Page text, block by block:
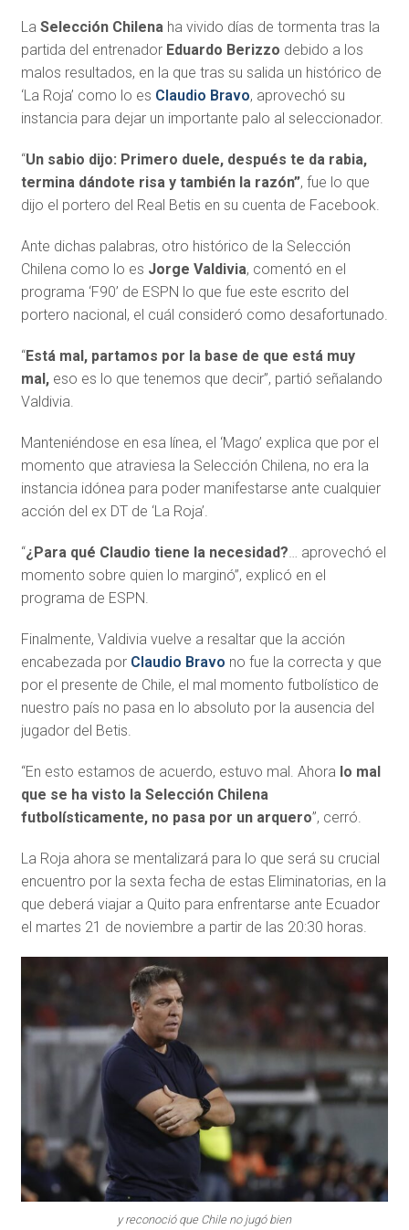
La Selección Chilenaha vivido días de tormenta tras la
partida del entrenador Eduardo Berizzo debido a los
malos resultados, en la que tras su salida un histórico de
‘La Roja’ como lo es Claudio Bravo, aprovechó su
instancia para dejar un importante palo al seleccionador.
“Un sabio dijo: Primero duele, después te da rabia,
termina dándote risa y también la razón”, fue lo que
dijo el portero del Real Betis en su cuenta de Facebook.
Ante dichas palabras, otro histórico de la Selección
Chilena como lo es Jorge Valdivia, comentó en el
programa ‘F90’ de ESPN lo que fue este escrito del
portero nacional, el cuál consideró como desafortunado.
“Está mal, partamos por la base de que está muy
mal, eso es lo que tenemos que decir”, partió señalando
Valdivia.
Manteniéndose en esa línea, el ‘Mago’ explica que por el
momento que atraviesa la Selección Chilena, no era la
instancia idónea para poder manifestarse ante cualquier
acción del ex DT de ‘La Roja’.
“¿Para qué Claudio tiene la necesidad?… aprovechó el
momento sobre quien lo marginó”, explicó en el
programa de ESPN.
Finalmente, Valdivia vuelve a resaltar que la acción
encabezada por Claudio Bravo no fue la correcta y que
por el presente de Chile, el mal momento futbolístico de
nuestro país no pasa en lo absoluto por la ausencia del
jugador del Betis.
“En esto estamos de acuerdo, estuvo mal. Ahora lo mal
que se ha visto la Selección Chilena
futbolísticamente, no pasa por un arquero”, cerró.
La Roja ahora se mentalizará para lo que será su crucial
encuentro por la sexta fecha de estas Eliminatorias, en la
que deberá viajar a Quito para enfrentarse ante Ecuador
el martes 21 de noviembre a partir de las 20:30 horas.
y reconoció que Chile no jugó bien